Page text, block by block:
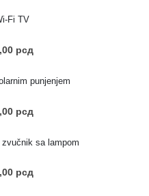
Fi TV
рсд
punjenjem
рсд
sa lampom
рсд